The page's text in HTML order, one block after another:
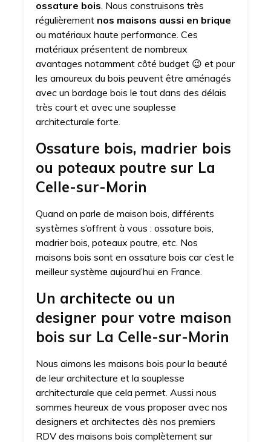
ossature bois. Nous construisons très
régulièrement nos maisons aussi en brique
ou matériaux haute performance. Ces
matériaux présentent de nombreux
avantages notamment côté budget 😉 et pour
les amoureux du bois peuvent être aménagés
avec un bardage bois le tout dans des délais
très court et avec une souplesse
architecturale forte.
Ossature bois, madrier bois
ou poteaux poutre sur La
Celle-sur-Morin
Quand on parle de maison bois, différents
systèmes s’offrent à vous : ossature bois,
madrier bois, poteaux poutre, etc. Nos
maisons bois sont en ossature bois car c’est le
meilleur système aujourd’hui en France.
Un architecte ou un
designer pour votre maison
bois sur La Celle-sur-Morin
Nous aimons les maisons bois pour la beauté
de leur architecture et la souplesse
architecturale que cela permet. Aussi nous
sommes heureux de vous proposer avec nos
designers et architectes dès nos premiers
RDV des maisons bois complètement sur